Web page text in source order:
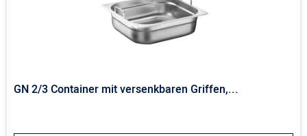
GN 2/3 Container mit versenkbaren Griffen,...